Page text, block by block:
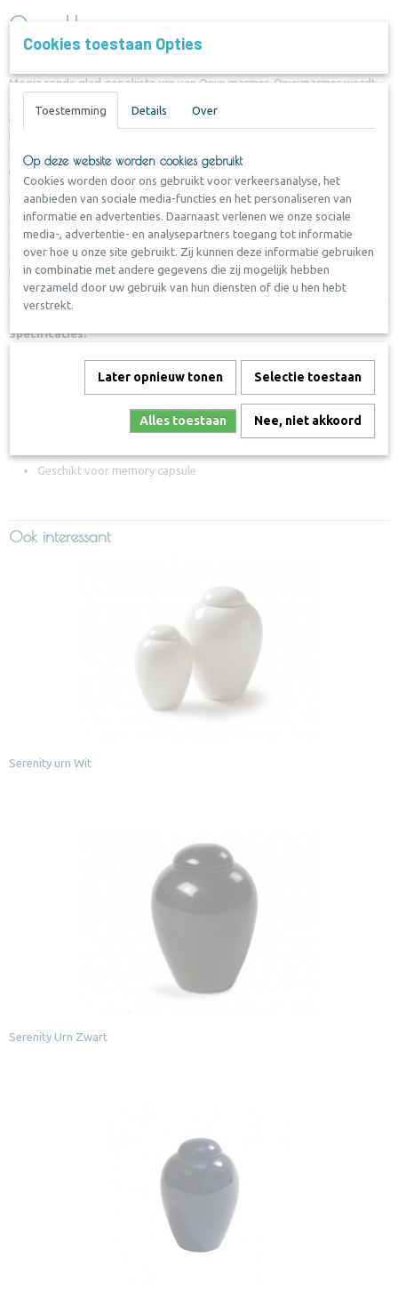
Onyx Urn
Mooie ronde glad gepolijste urn van Onyx marmer. Onyxmarmer wordt
een unieke uitstraling door de verschillende kleurlagen. Elke Onyx-urn
soms zwemen van groen en wit. Omdat marmer een natuurproduct is zal
elke steen uniek in zijn soort zijn.
De urn is verkrijgbaar in 3 maten en wordt geleverd met kunsstof
draaidop om de vul-opening af te sluiten. Het is ook mogelijk om de vul-
opening af te sluiten met een memory capsule. In deze capsule kan een
aandenken bewaard worden zoals bijvoorlbeeld een haarlok, ring of
penning. Deze memory capsule kan los bijbesteld worden.
Specificaties:
Kleur: een uniek patroon in rood-bruin tinten.
Maat: 400cc, 600cc, 900cc
Afmeting: 13,6 x 13,6 x 8 cm / 14,6 x 14,6 x 10 cm / 17,5 x 17,5 x
Geschikt voor memory capsule
Ook interessant
Serenity urn Wit
Serenity Urn Zwart
Cookies toestaan Opties
Toestemming Details Over
Op deze website worden cookies gebruikt
Cookies worden door ons gebruikt voor verkeersanalyse, het
aanbieden van sociale media-functies en het personaliseren van
informatie en advertenties. Daarnaast verlenen we onze sociale
media-, advertentie- en analysepartners toegang tot informatie
over hoe u onze site gebruikt. Zij kunnen deze informatie gebruiken
in combinatie met andere gegevens die zij mogelijk hebben
verzameld door uw gebruik van hun diensten of die u hen hebt
verstrekt.
Later opnieuw tonen Selectie toestaan
Alles toestaan Nee, niet akkoord